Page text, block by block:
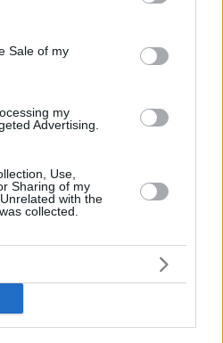
and its third-party tags to
purposes in below Google
Sale of my
my
Advertising.
Use,
Sharing of my
with the
collected.
γέννησε
δεν